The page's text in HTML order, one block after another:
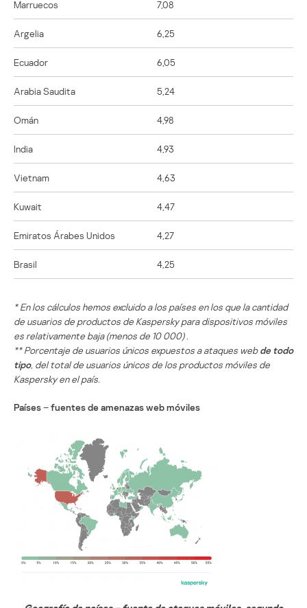
Marruecos 7,08
Argelia 6,25
Ecuador 6,05
Arabia Saudita 5,24
Omán 4,98
India 4,93
Vietnam 4,63
Kuwait 4,47
Emiratos Árabes Unidos 4,27
Brasil 4,25
* En los cálculos hemos excluido a los países en los que la cantidad
de usuarios de productos de Kaspersky para dispositivos móviles
es relativamente baja (menos de 10 000) .
** Porcentaje de usuarios únicos expuestos a ataques webde todo
tipo, del total de usuarios únicos de los productos móviles de
Kaspersky en el país.
Países–fuentes de amenazas web móviles